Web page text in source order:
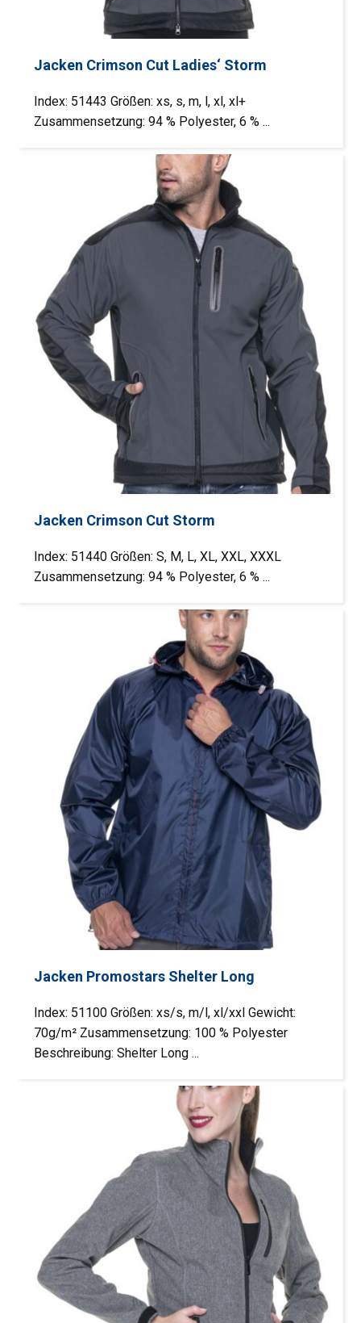
Jacken Crimson Cut Ladies‘ Storm
Index: 51443 Größen: xs, s, m, l, xl, xl+
Zusammensetzung: 94 % Polyester, 6 % ...
Jacken Crimson Cut Storm
Index: 51440 Größen: S, M, L, XL, XXL, XXXL
Zusammensetzung: 94 % Polyester, 6 % ...
Jacken Promostars Shelter Long
Index: 51100 Größen: xs/s, m/l, xl/xxl Gewicht:
70g/m² Zusammensetzung: 100 % Polyester
Beschreibung: Shelter Long ...